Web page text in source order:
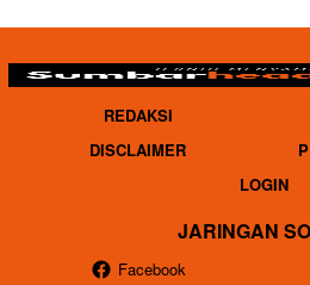
REDAKSI
DISCLAIMER
LOGIN
JARINGAN
Facebook